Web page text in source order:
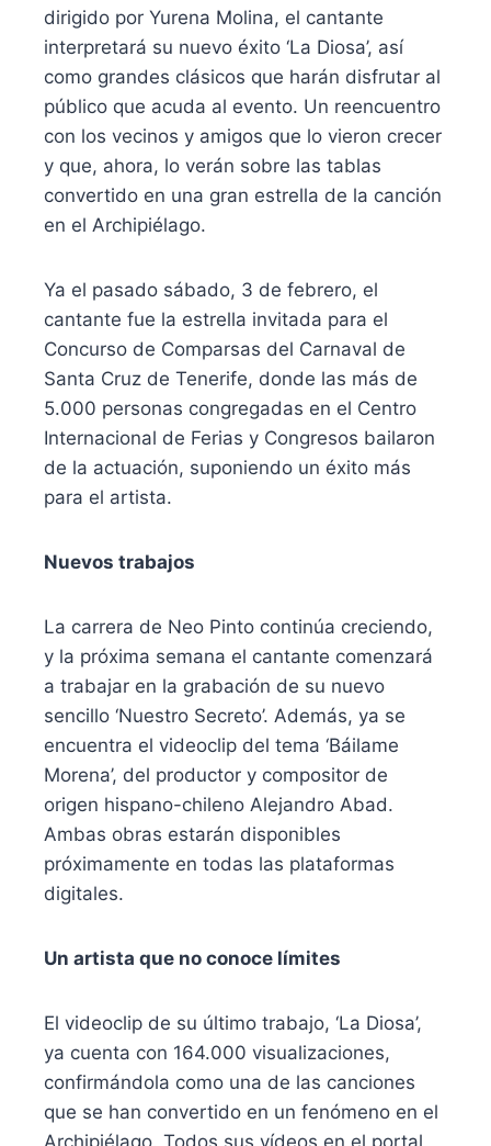
dirigido por Yurena Molina, el cantante
interpretará su nuevo éxito ‘La Diosa’, así
como grandes clásicos que harán disfrutar al
público que acuda al evento. Un reencuentro
con los vecinos y amigos que lo vieron crecer
y que, ahora, lo verán sobre las tablas
convertido en una gran estrella de la canción
en el Archipiélago.
Ya el pasado sábado, 3 de febrero, el
cantante fue la estrella invitada para el
Concurso de Comparsas del Carnaval de
Santa Cruz de Tenerife, donde las más de
5.000 personas congregadas en el Centro
Internacional de Ferias y Congresos bailaron
de la actuación, suponiendo un éxito más
para el artista.
Nuevos trabajos
La carrera de Neo Pinto continúa creciendo,
y la próxima semana el cantante comenzará
a trabajar en la grabación de su nuevo
sencillo ‘Nuestro Secreto’. Además, ya se
encuentra el videoclip del tema ‘Báilame
Morena’, del productor y compositor de
origen hispano-chileno Alejandro Abad.
Ambas obras estarán disponibles
próximamente en todas las plataformas
digitales.
Un artista que no conoce límites
El videoclip de su último trabajo, ‘La Diosa’,
ya cuenta con 164.000 visualizaciones,
confirmándola como una de las canciones
que se han convertido en un fenómeno en el
Archipiélago. Todos sus vídeos en el portal